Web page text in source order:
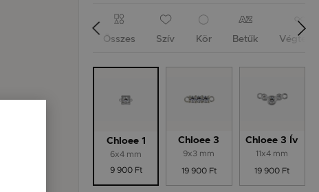
Összes Szív Kör Betűk Végtelen
Chloee 1
6x4 mm
9 900 Ft
Chloee 3
9x3 mm
19 900 Ft
Chloee 3 Ív
11x4 mm
19 900 Ft